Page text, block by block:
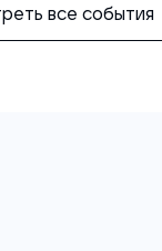
все события